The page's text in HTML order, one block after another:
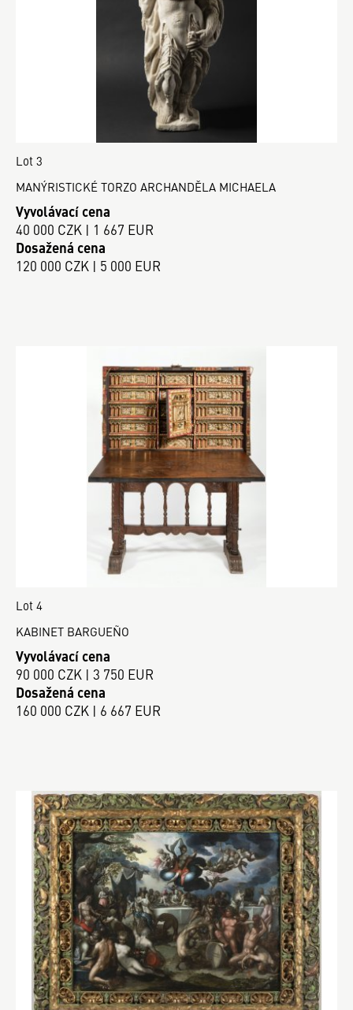
Lot 3
MANÝRISTICKÉ TORZO ARCHANDĚLA MICHAELA
Vyvolávací cena
40 000 CZK | 1 667 EUR
Dosažená cena
120 000 CZK | 5 000 EUR
Lot 4
KABINET BARGUEÑO
Vyvolávací cena
90 000 CZK | 3 750 EUR
Dosažená cena
160 000 CZK | 6 667 EUR